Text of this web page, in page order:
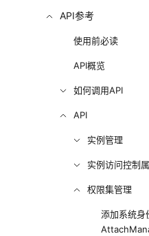
API参考
使用前必读
API概览
如何调用API
API
实例管理
实例访问控制
权限集管理
添加系统身